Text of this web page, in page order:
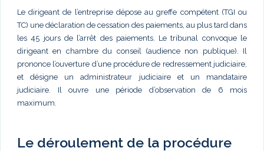
Le dirigeant de l’entreprise dépose au greffe compétent (TGI ou
TC) une déclaration de cessation des paiements, au plus tard dans
les 45 jours de l’arrêt des paiements. Le tribunal convoque le
dirigeant en chambre du conseil (audience non publique). Il
prononce l’ouverture d’une procédure de redressement judiciaire,
et désigne un administrateur judiciaire et un mandataire
judiciaire. Il ouvre une période d’observation de 6 mois
maximum.
Le déroulement de la procédure